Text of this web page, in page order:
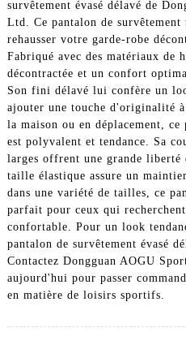
survêtement évasé délavé de
Ltd. Ce pantalon de survêtement
rehausser votre garde-robe
Fabriqué avec des matériaux de
décontractée et un confort
Son fini délavé lui confère un
ajouter une touche d'originalité
la maison ou en déplacement, ce
est polyvalent et tendance. Sa
larges offrent une grande liberté
taille élastique assure un
dans une variété de tailles, ce
parfait pour ceux qui
confortable. Pour un look
pantalon de survêtement évasé
Contactez Dongguan AOGU
aujourd'hui pour passer
en matière de loisirs sportifs.